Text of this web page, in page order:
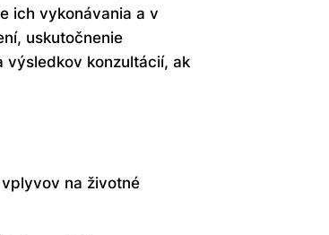
ich vykonávania a v
uskutočnenie
výsledkov konzultácií, ak
na životné